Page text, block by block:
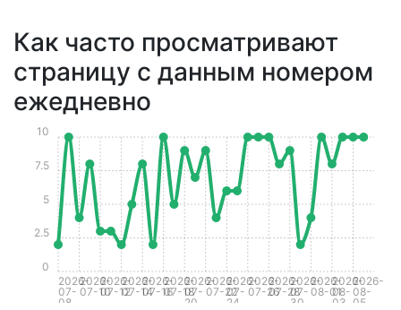
Как часто просматривают
страницу с данным номером
ежедневно
2026-
07-
08
2026-
07-10
2026-
07-12
2026-
07-14
2026-
07-16
2026-
07-18
2026-
07-
20
2026-
07-22
2026-
07-
24
2026-
07-26
2026-
07-28
2026-
07-
30
2026-
08-01
2026-
08-
03
2026-
08-
05
0
2.5
5
7.5
10